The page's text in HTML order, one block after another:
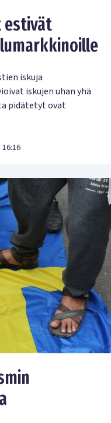
estivät
iskuja
iskujen uhan yhä
pidätetyt ovat
16:16